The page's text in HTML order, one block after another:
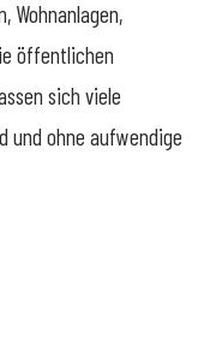
Wohnanlagen,
öffentlichen
sich viele
und ohne aufwendige